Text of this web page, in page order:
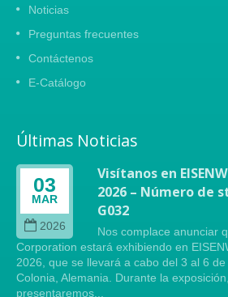
Noticias
Preguntas frecuentes
Contáctenos
E-Catálogo
Últimas Noticias
03
MAR
2026
Visítanos en
2026 – Número de
G032
Nos complace anunciar
Corporation estará exhibiendo en
2026, que se llevará a cabo del 3 al 6
Colonia, Alemania. Durante la exposición,
presentaremos...